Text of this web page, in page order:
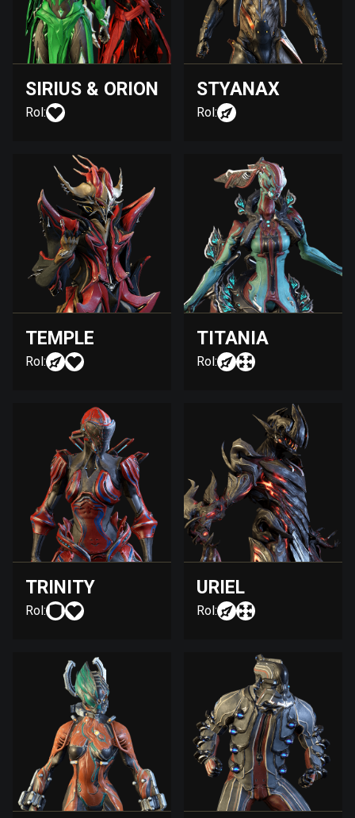
SIRIUS & ORION
Rol:
STYANAX
Rol:
TEMPLE
Rol:
TITANIA
Rol:
TRINITY
Rol:
URIEL
Rol: